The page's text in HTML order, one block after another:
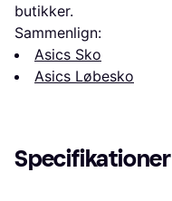
butikker.
Sammenlign:
Asics Sko
Asics Løbesko
Specifikationer